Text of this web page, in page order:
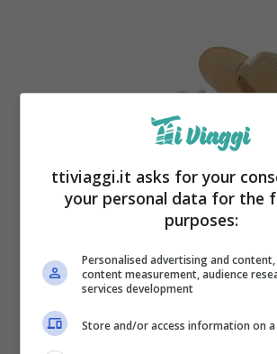
Come godersi la crociera
ttiviaggi.it asks for your
your personal data for the
purposes:
Personalised advertising and
content measurement, audience
services development
Store and/or access information on a